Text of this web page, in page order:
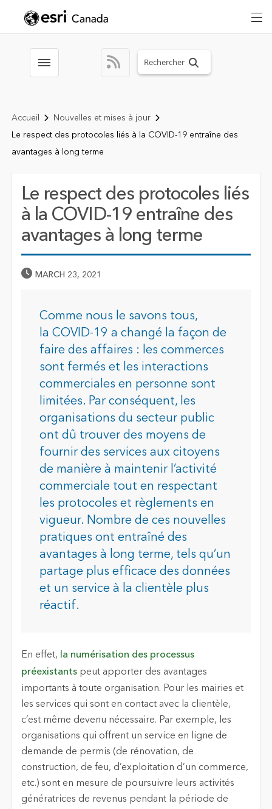
Toggle menubar
Accueil
Nouvelles et mises à jour
Le respect des protocoles liés à la COVID-19 entraîne des
avantages à long terme
Le respect des protocoles liés
à la COVID-19 entraîne des
avantages à long terme
Published Date
MARCH 23, 2021
Comme nous le savons tous,
la COVID-19 a changé la façon de
faire des affaires : les commerces
sont fermés et les interactions
commerciales en personne sont
limitées. Par conséquent, les
organisations du secteur public
ont dû trouver des moyens de
fournir des services aux citoyens
de manière à maintenir l’activité
commerciale tout en respectant
les protocoles et règlements en
vigueur. Nombre de ces nouvelles
pratiques ont entraîné des
avantages à long terme, tels qu’un
partage plus efficace des données
et un service à la clientèle plus
réactif.
En effet,
la numérisation des processus
préexistantspeut apporter des avantages
importants à toute organisation. Pour les mairies et
les services qui sont en contact avec la clientèle,
c’est même devenu nécessaire. Par exemple, les
organisations qui offrent un service en ligne de
demande de permis (de rénovation, de
construction, de feu, d’exploitation d’un commerce,
etc.) sont en mesure de poursuivre leurs activités
génératrices de revenus pendant la période de